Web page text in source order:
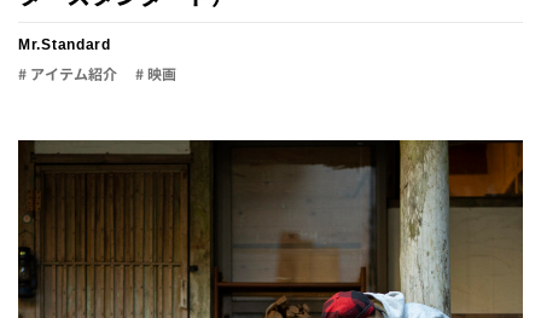
Mr.Standard
# アイテム紹介 # 映画